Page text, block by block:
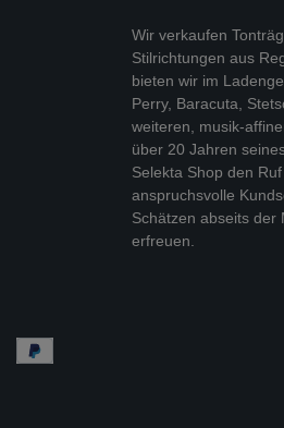
Wir verkaufen
Stilrichtungen aus
bieten wir im
Perry, Baracuta,
weiteren, musik-
über 20 Jahren
Selekta Shop den
anspruchsvolle
Schätzen abseits der
erfreuen.